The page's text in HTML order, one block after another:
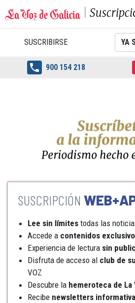
SUSCRIBIRSE YA
 900 154 218
Lee sin límites todas las
Accede a contenidos
Experiencia de lectura sin
Disfruta de acceso al club de
VOZ
Descubre la hemeroteca de La
Recibe newsletters